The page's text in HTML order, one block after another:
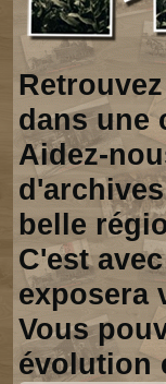
dans une
Aidez-
belle
C'est
exposera
Vous
évolution